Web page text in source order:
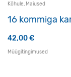
Kõhule, Maiused
16 kommiga
42,00€
Müügitingimused